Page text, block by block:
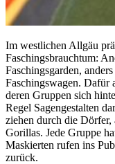
Im westlichen Allgäu
Faschingsbrauchtum:
Faschingsgarden,
Faschingswagen. Dafür
deren Gruppen sich
Regel Sagengestalten
ziehen durch die
Gorillas. Jede Gruppe
Maskierten rufen ins
zurück.